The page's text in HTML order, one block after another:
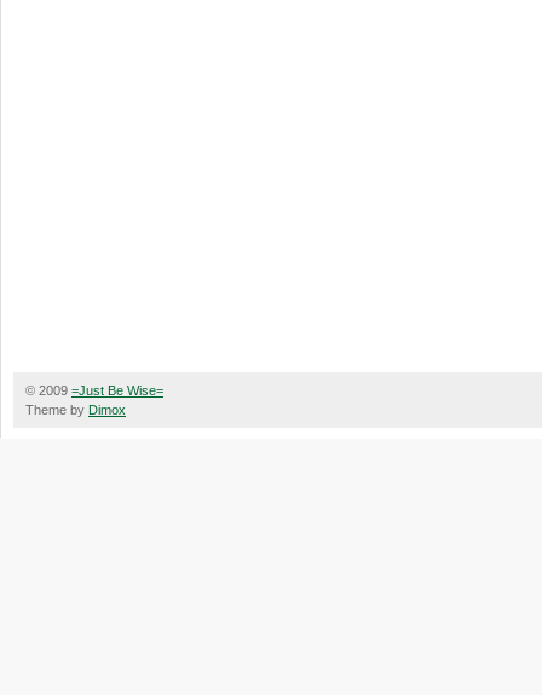
© 2009 =Just Be Wise=
Theme by Dimox